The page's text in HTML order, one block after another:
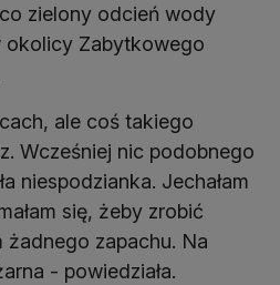
zielony odcień wody
okolicy Zabytkowego
ale coś takiego
Wcześniej nic podobnego
niespodzianka. Jechałam
się, żeby zrobić
żadnego zapachu. Na
- powiedziała.